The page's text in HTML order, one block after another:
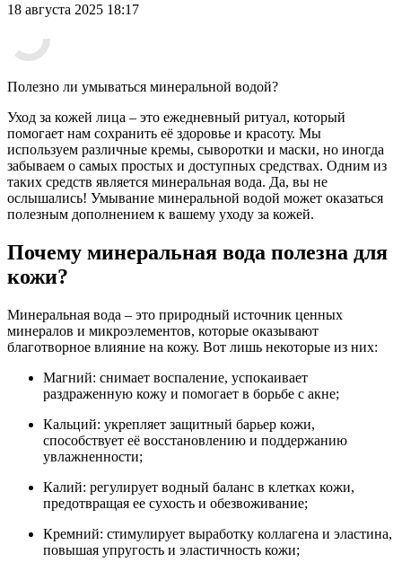
18 августа 2025 18:17
Полезно ли умываться минеральной водой?
Уход за кожей лица – это ежедневный ритуал, который
помогает нам сохранить её здоровье и красоту. Мы
используем различные кремы, сыворотки и маски, но иногда
забываем о самых простых и доступных средствах. Одним из
таких средств является минеральная вода. Да, вы не
ослышались! Умывание минеральной водой может оказаться
полезным дополнением к вашему уходу за кожей.
Почему минеральная вода полезна для
кожи?
Минеральная вода – это природный источник ценных
минералов и микроэлементов, которые оказывают
благотворное влияние на кожу. Вот лишь некоторые из них:
Магний: снимает воспаление, успокаивает
раздраженную кожу и помогает в борьбе с акне;
Кальций: укрепляет защитный барьер кожи,
способствует её восстановлению и поддержанию
увлажненности;
Калий: регулирует водный баланс в клетках кожи,
предотвращая ее сухость и обезвоживание;
Кремний: стимулирует выработку коллагена и эластина,
повышая упругость и эластичность кожи;